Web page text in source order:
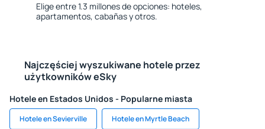
Elige entre 1.3 millones de opciones: hoteles,
apartamentos, cabañas y otros.
Najczęściej wyszukiwane hotele przez
użytkowników eSky
Hotele en Estados Unidos - Popularne miasta
Hotele en Sevierville Hotele en Myrtle Beach